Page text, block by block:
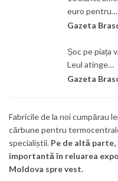
euro pentru…
Șoc pe piața
Leul atinge…
Fabricile de la noi cumpărau
cărbune pentru
specialiștii. Pe de altă
importantă în reluarea
Moldova spre vest.